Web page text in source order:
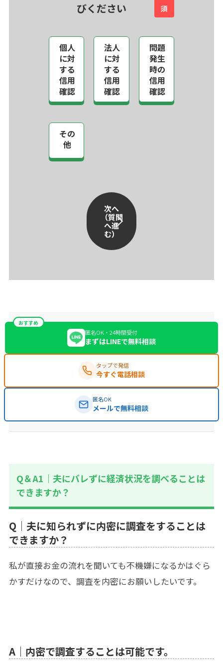
びください
須
個人
に対
する
信用
確認
法人
に対
する
信用
確認
問題
発生
時の
信用
確認
その
他
次へ
（質問
へ進
む）
おすすめ
匿名OK・24時間受付
まずはLINEで無料相談
タップで発信
今すぐ電話相談
匿名OK
メールで無料相談
Q＆A1｜夫にバレずに経済状況を調べることは
できますか？
Q｜夫に知られずに内密に調査をすることは
できますか？
私が直接お金の流れを聞いても不機嫌になるかはぐら
かすだけなので、調査を内密にお願いしたいです。
A｜内密で調査することは可能です。